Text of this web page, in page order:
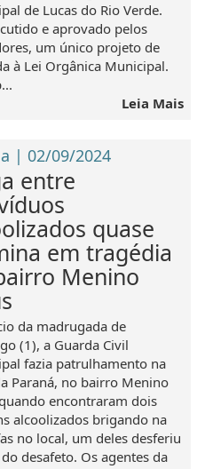
de Lucas do Rio Verde.
e aprovado pelos
um único projeto de
à Lei Orgânica Municipal.
Leia Mais
| 02/09/2024
entre
quase
em tragédia
Menino
da madrugada de
(1), a Guarda Civil
fazia patrulhamento na
Paraná, no bairro Menino
encontraram dois
alcoolizados brigando na
no local, um deles desferiu
desafeto. Os agentes da